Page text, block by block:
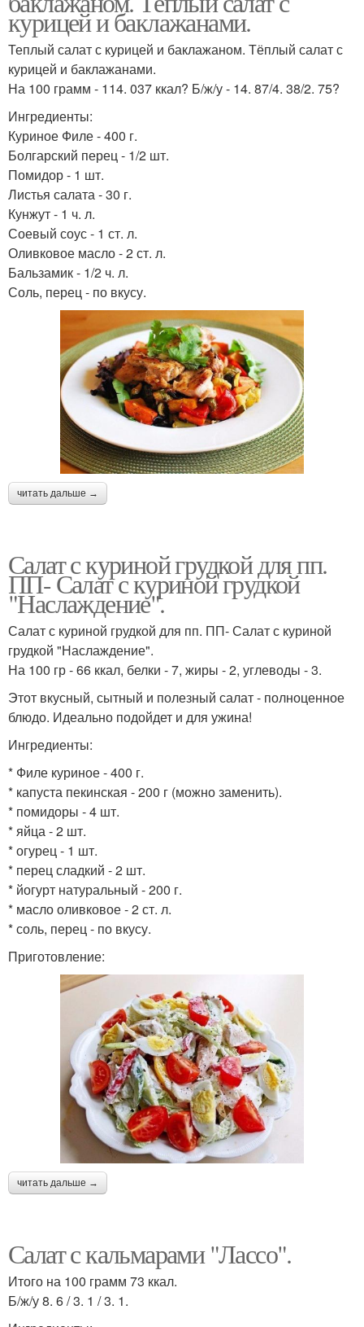
курицей и баклажанами.
Теплый салат с курицей и баклажаном. Тёплый салат с
курицей и баклажанами.
На 100 грамм - 114. 037 ккал? Б/ж/у - 14. 87/4. 38/2. 75?
Ингредиенты:
Куриное Филе - 400 г.
Болгарский перец - 1/2 шт.
Помидор - 1 шт.
Листья салата - 30 г.
Кунжут - 1 ч. л.
Соевый соус - 1 ст. л.
Оливковое масло - 2 ст. л.
Бальзамик - 1/2 ч. л.
Соль, перец - по вкусу.
читать дальше →
Салат с куриной грудкой для пп.
ПП- Салат с куриной грудкой
"Наслаждение".
Салат с куриной грудкой для пп. ПП- Салат с куриной
грудкой "Наслаждение".
На 100 гр - 66 ккал, белки - 7, жиры - 2, углеводы - 3.
Этот вкусный, сытный и полезный салат - полноценное
блюдо. Идеально подойдет и для ужина!
Ингредиенты:
* Филе куриное - 400 г.
* капуста пекинская - 200 г (можно заменить).
* помидоры - 4 шт.
* яйца - 2 шт.
* огурец - 1 шт.
* перец сладкий - 2 шт.
* йогурт натуральный - 200 г.
* масло оливковое - 2 ст. л.
* соль, перец - по вкусу.
Приготовление:
читать дальше →
Салат с кальмарами "Лассо".
Итого на 100 грамм 73 ккал.
Б/ж/у 8. 6 / 3. 1 / 3. 1.